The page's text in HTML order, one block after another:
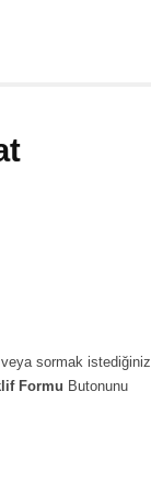
sormak istediğiniz
Formu Butonunu